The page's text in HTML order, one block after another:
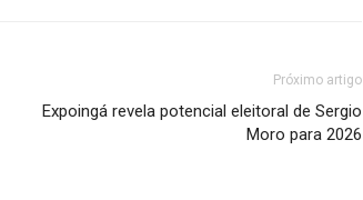
Próximo artigo
Expoingá revela potencial eleitoral de Sergio
Moro para 2026